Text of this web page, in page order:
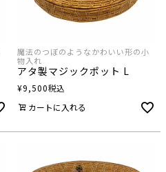
魔法のつぼのようなかわいい形の小
物入れ
アタ製マジックポット L
¥9,500税込
カートに入れる